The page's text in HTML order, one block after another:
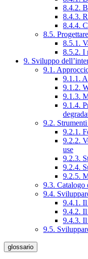
8.4.2.
8.4.3.
8.4.4.
8.5.
8.5.1.
8.5.2. I
9. Sviluppo
9.1.
9.1.1.
9.1.2.
9.1.3.
9.1.4.
9.2.
9.2.1.
9.2.2.
use
9.2.3.
9.2.4.
9.2.5.
9.3. Catalogo
9.4.
9.4.1.
9.4.2.
9.4.3.
9.5.
glossario